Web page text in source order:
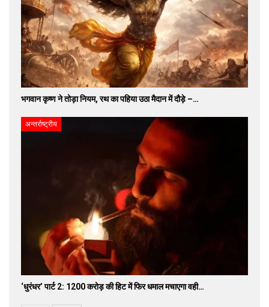
भगवान कृष्ण ने तोड़ा नियम, रथ का पहिया उठा मैदान में दौड़े –…
अन्तर्राष्ट्रीय
‘धुरंधर’ पार्ट 2: 1200 करोड़ की हिट में फिर धमाल मचाएगा वही…